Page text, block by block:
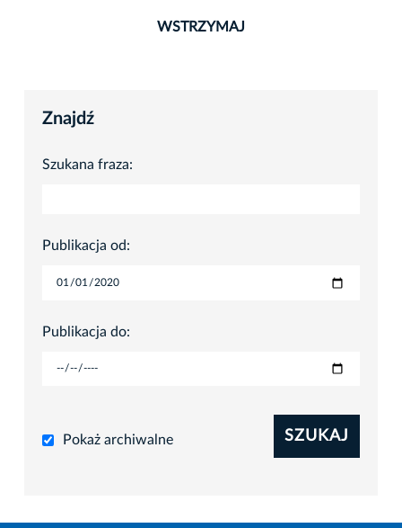
WSTRZYMAJ
Znajdź
Szukana fraza:
Publikacja od:
Publikacja do:
Pokaż archiwalne SZUKAJ